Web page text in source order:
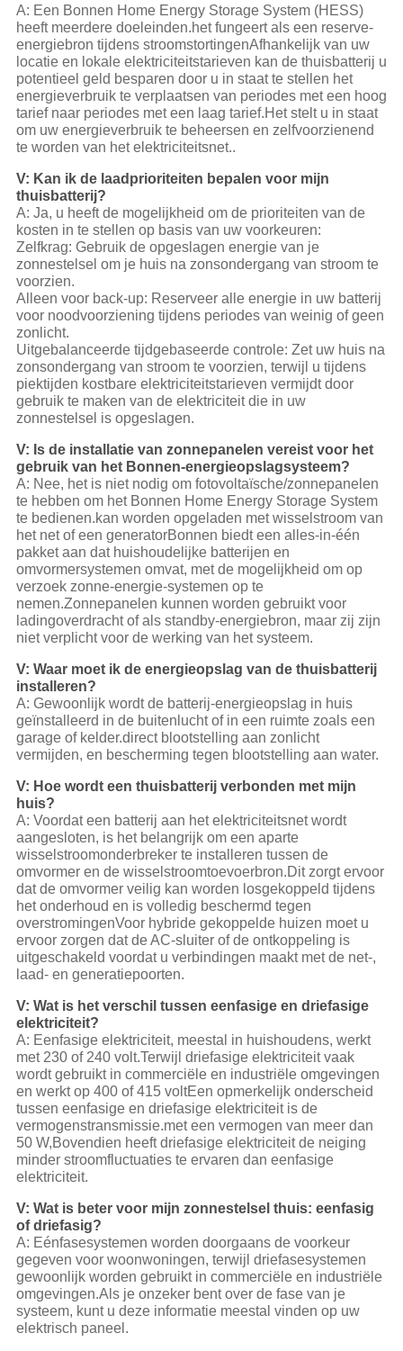
A: Een Bonnen Home Energy Storage System (HESS)
heeft meerdere doeleinden.het fungeert als een reserve-
energiebron tijdens stroomstortingenAfhankelijk van uw
locatie en lokale elektriciteitstarieven kan de thuisbatterij u
potentieel geld besparen door u in staat te stellen het
energieverbruik te verplaatsen van periodes met een hoog
tarief naar periodes met een laag tarief.Het stelt u in staat
om uw energieverbruik te beheersen en zelfvoorzienend
te worden van het elektriciteitsnet..
V: Kan ik de laadprioriteiten bepalen voor mijn
thuisbatterij?
A: Ja, u heeft de mogelijkheid om de prioriteiten van de
kosten in te stellen op basis van uw voorkeuren:
Zelfkrag: Gebruik de opgeslagen energie van je
zonnestelsel om je huis na zonsondergang van stroom te
voorzien.
Alleen voor back-up: Reserveer alle energie in uw batterij
voor noodvoorziening tijdens periodes van weinig of geen
zonlicht.
Uitgebalanceerde tijdgebaseerde controle: Zet uw huis na
zonsondergang van stroom te voorzien, terwijl u tijdens
piektijden kostbare elektriciteitstarieven vermijdt door
gebruik te maken van de elektriciteit die in uw
zonnestelsel is opgeslagen.
V: Is de installatie van zonnepanelen vereist voor het
gebruik van het Bonnen-energieopslagsysteem?
A: Nee, het is niet nodig om fotovoltaïsche/zonnepanelen
te hebben om het Bonnen Home Energy Storage System
te bedienen.kan worden opgeladen met wisselstroom van
het net of een generatorBonnen biedt een alles-in-één
pakket aan dat huishoudelijke batterijen en
omvormersystemen omvat, met de mogelijkheid om op
verzoek zonne-energie-systemen op te
nemen.Zonnepanelen kunnen worden gebruikt voor
ladingoverdracht of als standby-energiebron, maar zij zijn
niet verplicht voor de werking van het systeem.
V: Waar moet ik de energieopslag van de thuisbatterij
installeren?
A: Gewoonlijk wordt de batterij-energieopslag in huis
geïnstalleerd in de buitenlucht of in een ruimte zoals een
garage of kelder.direct blootstelling aan zonlicht
vermijden, en bescherming tegen blootstelling aan water.
V: Hoe wordt een thuisbatterij verbonden met mijn
huis?
A: Voordat een batterij aan het elektriciteitsnet wordt
aangesloten, is het belangrijk om een aparte
wisselstroomonderbreker te installeren tussen de
omvormer en de wisselstroomtoevoerbron.Dit zorgt ervoor
dat de omvormer veilig kan worden losgekoppeld tijdens
het onderhoud en is volledig beschermd tegen
overstromingenVoor hybride gekoppelde huizen moet u
ervoor zorgen dat de AC-sluiter of de ontkoppeling is
uitgeschakeld voordat u verbindingen maakt met de net-,
laad- en generatiepoorten.
V: Wat is het verschil tussen eenfasige en driefasige
elektriciteit?
A: Eenfasige elektriciteit, meestal in huishoudens, werkt
met 230 of 240 volt.Terwijl driefasige elektriciteit vaak
wordt gebruikt in commerciële en industriële omgevingen
en werkt op 400 of 415 voltEen opmerkelijk onderscheid
tussen eenfasige en driefasige elektriciteit is de
vermogenstransmissie.met een vermogen van meer dan
50 W,Bovendien heeft driefasige elektriciteit de neiging
minder stroomfluctuaties te ervaren dan eenfasige
elektriciteit.
V: Wat is beter voor mijn zonnestelsel thuis: eenfasig
of driefasig?
A: Eénfasesystemen worden doorgaans de voorkeur
gegeven voor woonwoningen, terwijl driefasesystemen
gewoonlijk worden gebruikt in commerciële en industriële
omgevingen.Als je onzeker bent over de fase van je
systeem, kunt u deze informatie meestal vinden op uw
elektrisch paneel.